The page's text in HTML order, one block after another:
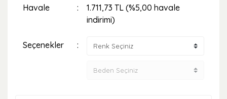
Havale
1.711,73 TL (%5,00 havale
indirimi)
Seçenekler